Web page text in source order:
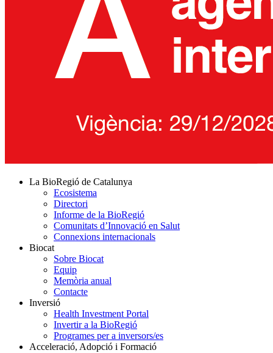
La BioRegió de Catalunya
Ecosistema
Directori
Informe de la BioRegió
Comunitats d’Innovació en Salut
Connexions internacionals
Biocat
Sobre Biocat
Equip
Memòria anual
Contacte
Inversió
Health Investment Portal
Invertir a la BioRegió
Programes per a inversors/es
Acceleració, Adopció i Formació